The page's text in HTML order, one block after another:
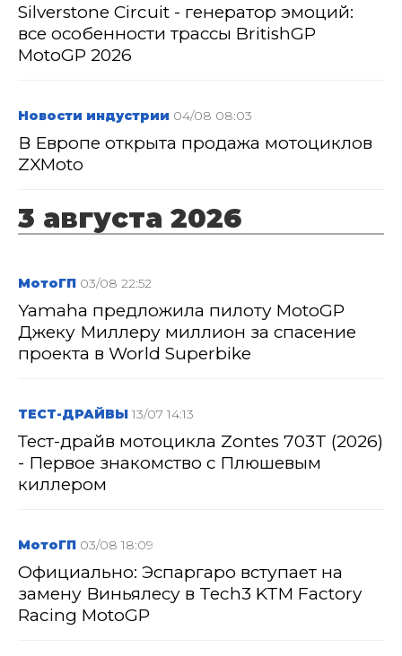
Silverstone Circuit - генератор эмоций:
все особенности трассы BritishGP
MotoGP 2026
Новости индустрии 04/08 08:03
В Европе открыта продажа мотоциклов
ZXMoto
3 августа 2026
МотоГП 03/08 22:52
Yamaha предложила пилоту MotoGP
Джеку Миллеру миллион за спасение
проекта в World Superbike
ТЕСТ-ДРАЙВЫ 13/07 14:13
Тест-драйв мотоцикла Zontes 703T (2026)
- Первое знакомство с Плюшевым
киллером
МотоГП 03/08 18:09
Официально: Эспаргаро вступает на
замену Виньялесу в Tech3 KTM Factory
Racing MotoGP